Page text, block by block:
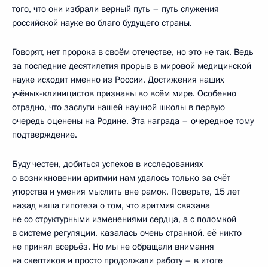
того, что они избрали верный путь – путь служения
российской науке во благо будущего страны.
Говорят, нет пророка в своём отечестве, но это не так. Ведь
за последние десятилетия прорыв в мировой медицинской
науке исходит именно из России. Достижения наших
учёных-клиницистов признаны во всём мире. Особенно
отрадно, что заслуги нашей научной школы в первую
очередь оценены на Родине. Эта награда – очередное тому
подтверждение.
Буду честен, добиться успехов в исследованиях
о возникновении аритмии нам удалось только за счёт
упорства и умения мыслить вне рамок. Поверьте, 15 лет
назад наша гипотеза о том, что аритмия связана
не со структурными изменениями сердца, а с поломкой
в системе регуляции, казалась очень странной, её никто
не принял всерьёз. Но мы не обращали внимания
на скептиков и просто продолжали работу – в итоге